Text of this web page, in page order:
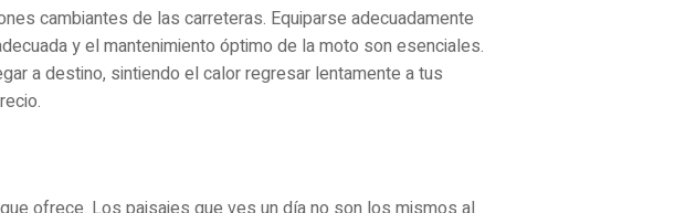
cambiantes de las carreteras. Equiparse adecuadamente
y el mantenimiento óptimo de la moto son esenciales.
a destino, sintiendo el calor regresar lentamente a tus